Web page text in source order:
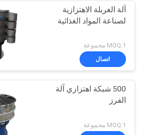
آلة الغربلة الاهتزازية
لصناعة المواد الغذائية
MOQ:1 مجموعة
اتصال
500 شبكة اهتزازي آلة
الفرز
MOQ:1 مجموعة